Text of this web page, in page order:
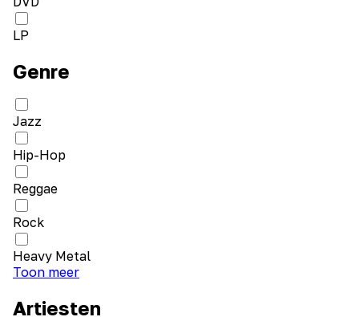
LP
Genre
Jazz
Hip-Hop
Reggae
Rock
Heavy Metal
Toon meer
Artiesten